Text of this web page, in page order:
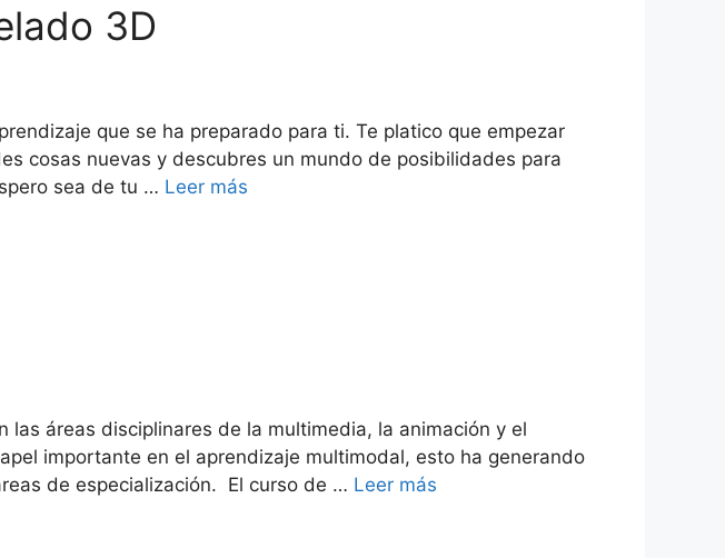
3D
que se ha preparado para ti. Te platico que empezar
cosas nuevas y descubres un mundo de posibilidades para
sea de tu … Leer más
áreas disciplinares de la multimedia, la animación y el
importante en el aprendizaje multimodal, esto ha generando
de especialización. El curso de … Leer más